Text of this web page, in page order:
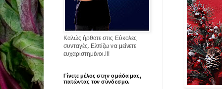
Καλώς ήρθατε στις Εύκολες
συνταγές. Ελπίζω να μείνετε
ευχαριστημένοι.!!!
Γίνετε μέλος στην ομάδα μας,
πατώντας τον σύνδεσμο.